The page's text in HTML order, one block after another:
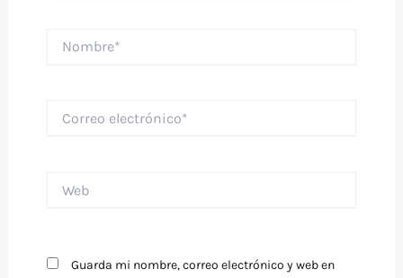
electrónico*
Guarda mi nombre, correo electrónico y web en